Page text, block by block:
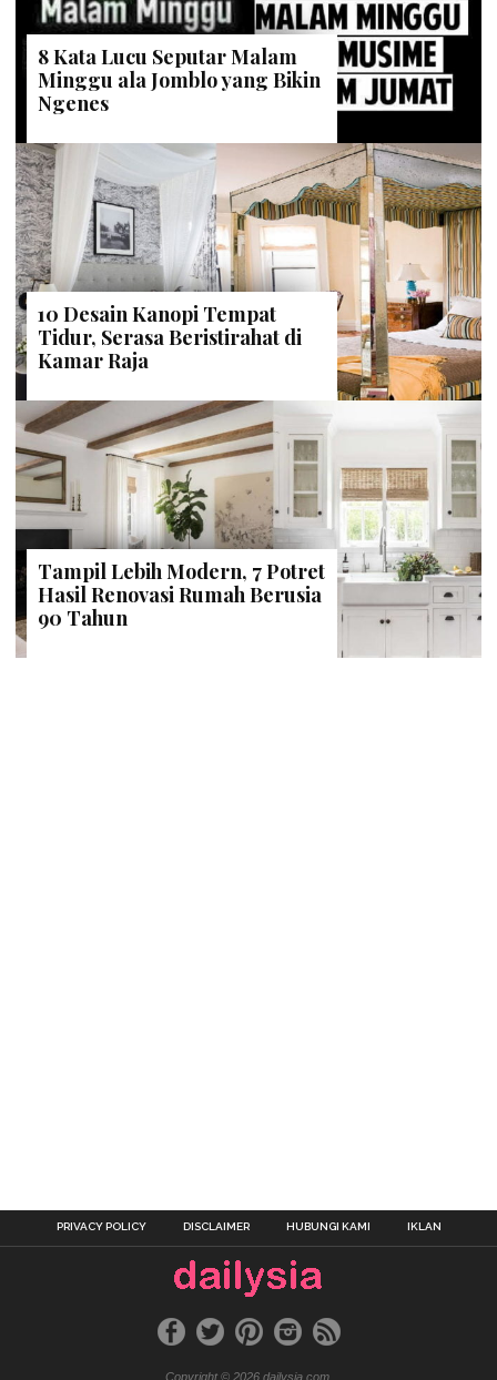
8 Kata Lucu Seputar Malam
Minggu ala Jomblo yang Bikin
Ngenes
10 Desain Kanopi Tempat
Tidur, Serasa Beristirahat di
Kamar Raja
Tampil Lebih Modern, 7 Potret
Hasil Renovasi Rumah Berusia
90 Tahun
PRIVACY POLICY DISCLAIMER HUBUNGI KAMI IKLAN
Copyright © 2026 dailysia.com.